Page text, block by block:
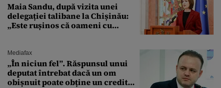
Maia Sandu, după vizita unei
delegației talibane la Chișinău:
„Este rușinos că oameni cu
Mediafax
„În niciun fel”. Răspunsul unui
deputat întrebat dacă un om
obișnuit poate obține un credit